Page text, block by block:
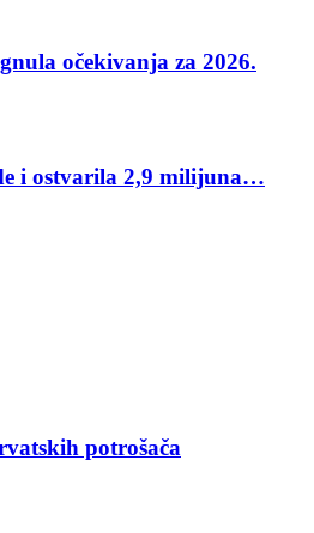
očekivanja za 2026.
i ostvarila 2,9 milijuna…
potrošača